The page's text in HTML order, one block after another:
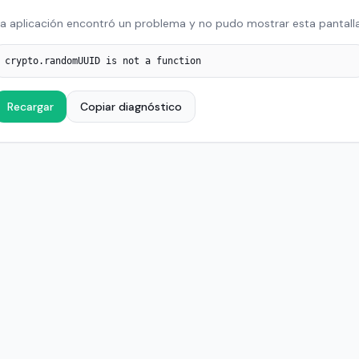
aplicación encontró un problema y no pudo mostrar esta
crypto.randomUUID is not a function
Recargar Copiar diagnóstico